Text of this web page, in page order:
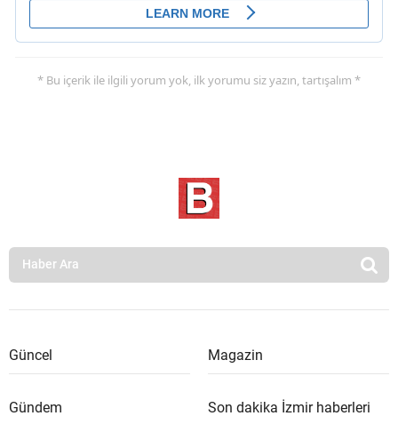
* Bu içerik ile ilgili yorum yok, ilk yorumu siz yazın, tartışalım *
Güncel Magazin
Gündem Son dakika İzmir haberleri